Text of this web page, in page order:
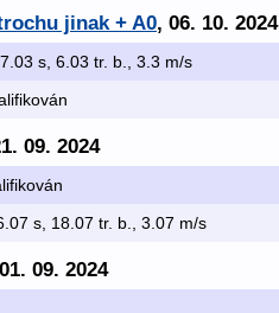
jinak + A0, 06. 10. 2024
s, 6.03 tr. b., 3.3 m/s
09. 2024
s, 18.07 tr. b., 3.07 m/s
09. 2024